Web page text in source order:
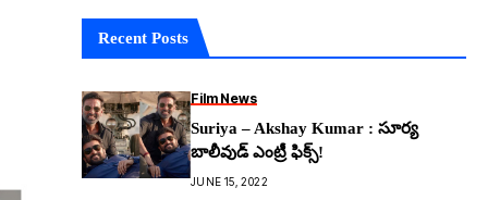
Recent Posts
Film News
Suriya – Akshay Kumar : సూర్య
బాలీవుడ్ ఎంట్రీ ఫిక్స్!
JUNE 15, 2022